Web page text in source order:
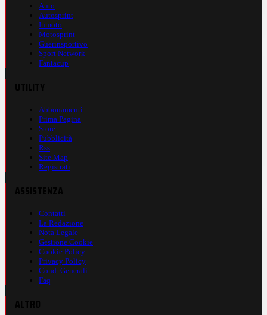
Auto
Autosprint
Inmoto
Motosprint
Guerinsportivo
Sport Network
Fantacup
Abbonamenti
Prima Pagina
Store
Pubblicità
Rss
Site Map
Registrati
Contatti
La Redazione
Nota Legale
Gestione Cookie
Cookie Policy
Privacy Policy
Cond. Generali
Faq